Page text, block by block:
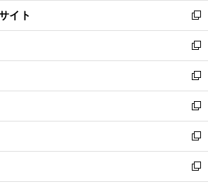
く
ド
ウ
で
開
く
ィ
ン
ド
ウ
で
開
く
し
い
ウ
ィ
ン
ド
ウ
で
開
く
イト
新
し
い
ウ
ィ
ン
ド
ウ
で
開
く
新
し
い
ウ
ィ
ン
ド
ウ
で
開
新
し
い
ウ
ィ
ン
ド
新
し
い
ウ
ィ
新
し
い
新